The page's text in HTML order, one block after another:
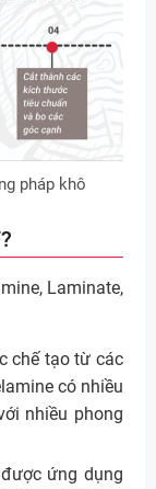
pháp khô
Laminate,
chế tạo từ các
có nhiều
nhiều phong
ứng dụng